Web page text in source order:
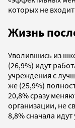
которых не
Жизнь
Уволившись из
(26,9%) идут
учреждения с
же (25,9%)
20,8% сразу
организации, не
8,8% сначала